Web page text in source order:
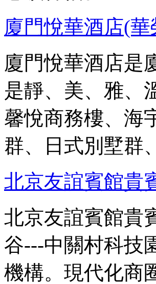
廈門悅華酒店(
廈門悅華酒店是
是靜、美、雅、
馨悅商務樓、海
群、日式別墅群
北京友誼賓館貴
北京友誼賓館貴
谷---中關村科技
機構。現代化商